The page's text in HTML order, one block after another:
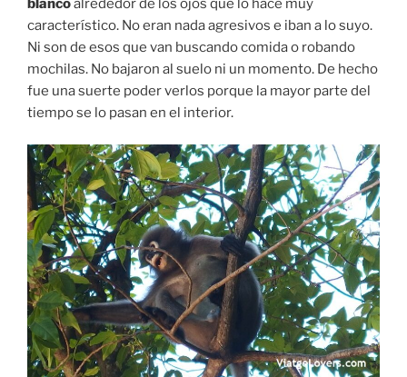
blancoalrededor de los ojos que lo hace muy
característico. No eran nada agresivos e iban a lo suyo.
Ni son de esos que van buscando comida o robando
mochilas. No bajaron al suelo ni un momento. De hecho
fue una suerte poder verlos porque la mayor parte del
tiempo se lo pasan en el interior.